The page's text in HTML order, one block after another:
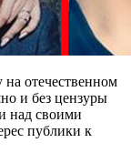
отечественном
и без цензуры
над своими
публики к